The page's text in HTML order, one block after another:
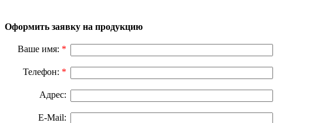
Оформить заявку на продукцию
Ваше имя: *
Телефон: *
Адрес:
E-Mail: